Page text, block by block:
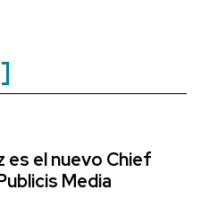
es el nuevo Chief
Media